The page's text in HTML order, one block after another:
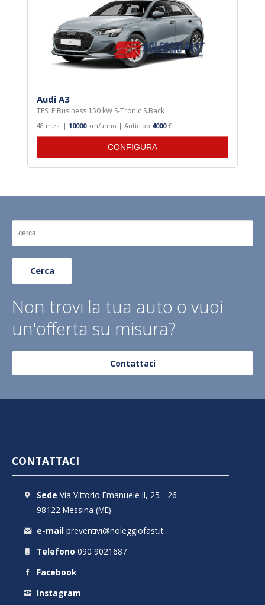
Audi A3
TFSI E Business 150 kW S-Tronic S.Back
48 mesi | 10000km/anno | Anticipo 4000€
CONFIGURA
Cerca
Non trovi la tua auto o vuoi
un'offerta su misura?
Contattaci
CONTATTACI
Sede Via Vittorio Emanuele II, 25 - 26
98122 Messina (ME)
e-mail preventivi@noleggiofast.it
Telefono 090 9021687
Facebook
Instagram